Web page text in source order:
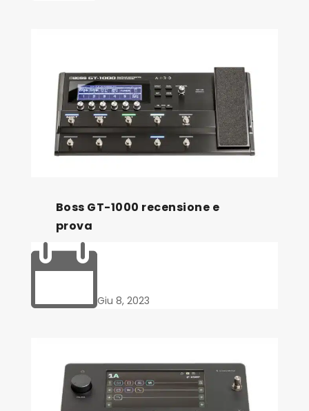
Boss GT-1000 recensione e
prova
Giu 8, 2023